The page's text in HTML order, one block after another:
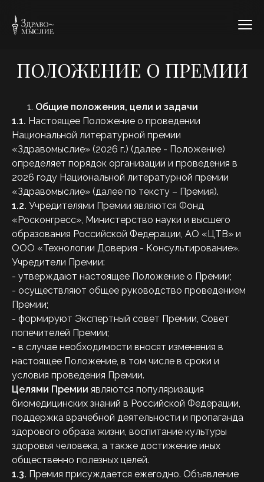
ПОЛОЖЕНИЕ О ПРЕМИИ
Общие положения, цели и задачи
1.1. Настоящее Положение о проведении
Национальной литературной премии
«Здравомыслие» (2026 г.) (далее - Положение)
определяет порядок организации и проведения в
2026 году Национальной литературной премии
«Здравомыслие» (далее по тексту – Премия).
1.2. Учредителями Премии являются Фонд
«Росконгресс», Министерство науки и высшего
образования Российской Федерации, АО «ЦТВ» и
ООО «Технологии Доверия - Консультирование».
Учредители Премии:
- утверждают настоящее Положение о Премии;
- осуществляют общее руководство проведением
Премии;
- формируют Экспертный совет Премии, Совет
попечителей Премии;
- в случае необходимости вносят изменения в
настоящее Положение, в том числе в сроки и
условия проведения Премии.
Целями Премии являются популяризация
биомедицинских знаний в Российской Федерации,
поддержка врачебной деятельности и пропаганда
здорового образа жизни, воспитание культуры
здоровья человека, а также достижение иных
общественно полезных целей.
1.3. Премия присуждается ежегодно. Объявление